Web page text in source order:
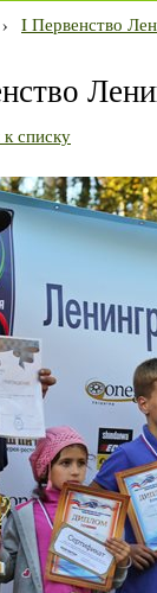
› I Первенство
списку